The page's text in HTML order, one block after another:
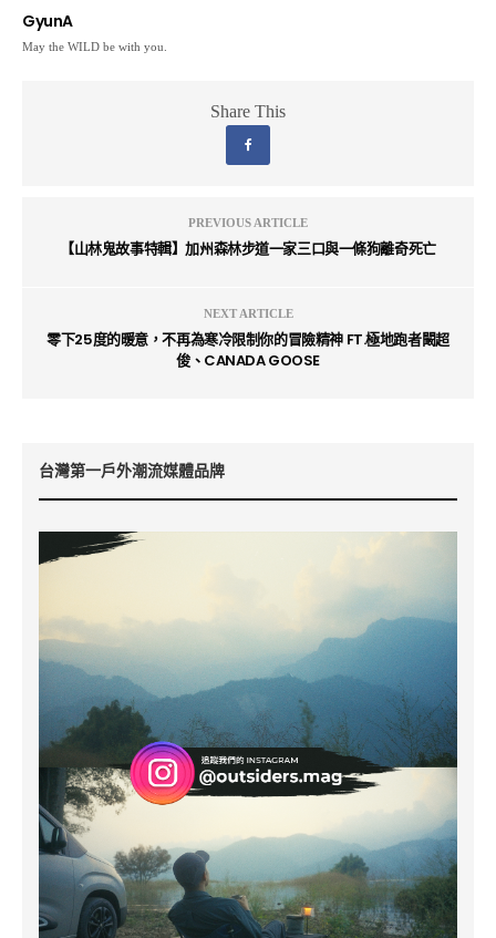
GyunA
May the WILD be with you.
Share This
PREVIOUS ARTICLE
【山林鬼故事特輯】加州森林步道一家三口與一條狗離奇死亡
NEXT ARTICLE
零下25度的暖意，不再為寒冷限制你的冒險精神 FT.極地跑者闞超
俊、CANADA GOOSE
台灣第一戶外潮流媒體品牌